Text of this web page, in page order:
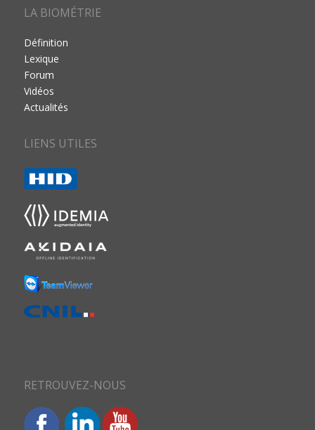
LA BIOMÉTRIE
Définition
Lexique
Forum
Vidéos
Actualités
LIENS UTILES
RETROUVEZ-NOUS